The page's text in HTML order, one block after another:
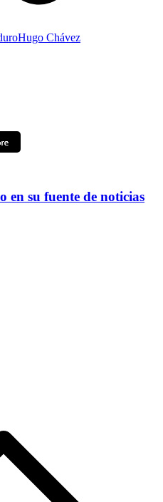
Hugo Chávez
en su fuente de noticias